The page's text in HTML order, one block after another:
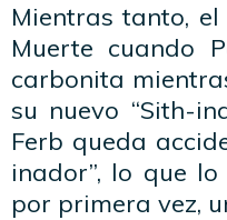
Mientras tanto,
Muerte cuando
carbonita
su nuevo “Sith-
Ferb queda
inador”, lo que
por primera vez,